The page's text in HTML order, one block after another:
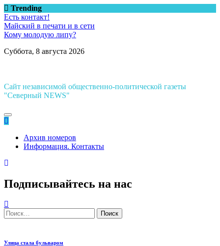
Перейти
к
содержимому
Trending
Есть контакт!
Майский в печати и в сети
Кому молодую липу?
Суббота, 8 августа 2026
Сайт независимой общественно-политической газеты
"Северный NEWS"
Архив номеров
Информация. Контакты
Подписывайтесь на нас
Найти:
Улица стала бульваром